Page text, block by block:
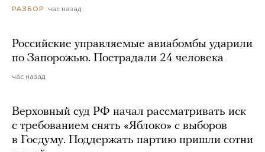
РАЗБОР час назад
Российские управляемые авиабомбы ударили
по Запорожью. Пострадали 24 человека
час назад
Верховный суд РФ начал рассматривать иск
с требованием снять «Яблоко» с выборов
в Госдуму. Поддержать партию пришли сотни